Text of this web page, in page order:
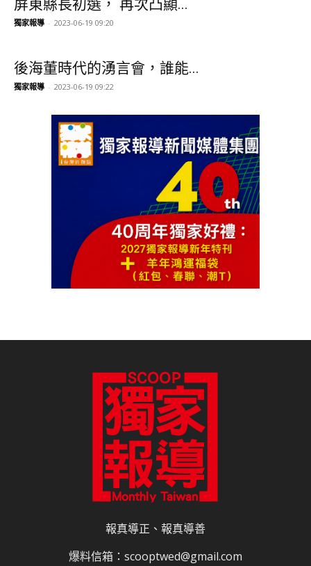
屏東縣長初選， 再次凸顯...
獨家報導 - 2023-06-19 09:20
後海董時代的湧言會，誰能...
獨家報導 - 2023-06-19 09:22
報真導正、報真導善
爆料信箱：scooptwed@gmail.com